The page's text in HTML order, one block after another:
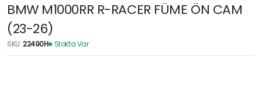
BMW M1000RR R-RACER FÜME ÖN CAM
(23-26)
SKU:22490H Stokta Var